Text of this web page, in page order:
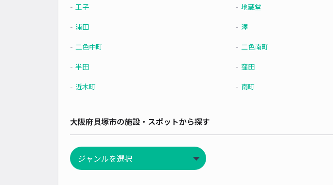
王子 地藏堂
浦田 澤
二色中町 二色南町
半田 窪田
近木町 南町
大阪府貝塚市の施設・スポットから探す